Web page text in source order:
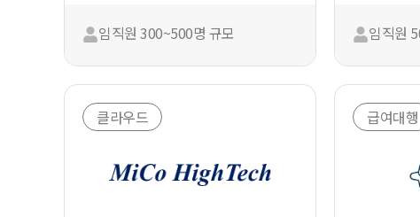
임직원 300~500명 규모 임직원
클라우드 급여대행